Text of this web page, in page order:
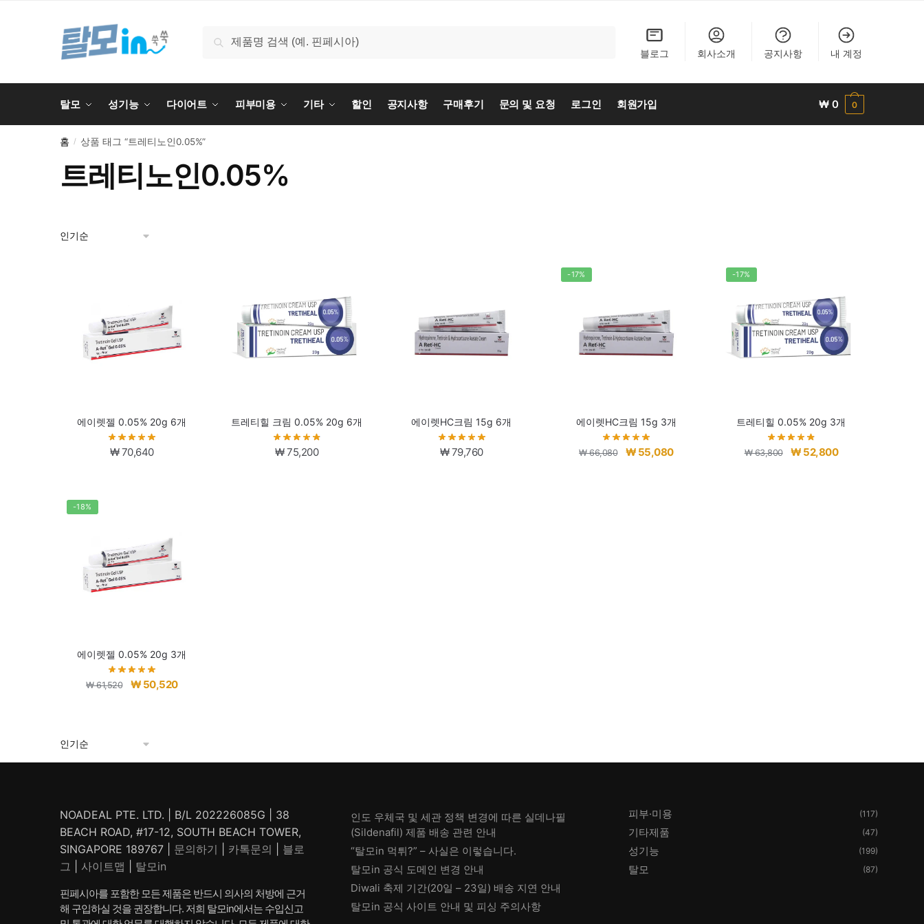
검색
블로그
회사소개 공지사항 내 계정
탈모 성기능 다이어트 피부미용 기타 할인 공지사항 구매후기 문의 및 요청 로그인 회원가입 ₩ 0 0
홈 / 상품 태그 “트레티노인0.05%”
트레티노인0.05%
에이렛젤 0.05% 20g 6개
₩70,640
트레티힐 크림 0.05% 20g 6개
₩75,200
에이렛HC크림 15g 6개
₩79,760
-17%
에이렛HC크림 15g 3개
₩66,080
원
₩ 55,080현
-17%
트레티힐 0.05% 20g 3개
₩63,800
원
₩ 52,800현
-18%
에이렛젤 0.05% 20g 3개
₩61,520
원
₩ 61,520.
₩ 50,520현
NOADEAL PTE. LTD. | B/L 202226085G | 38
BEACH ROAD, #17-12, SOUTH BEACH TOWER,
SINGAPORE 189767 | 문의하기 카톡문의
블로
그
사이트맵 탈모in
핀페시아를 포함한 모든 제품은 반드시 의사의 처방에 근거
해 구입하실 것을 권장합니다. 저희 탈모in에서는 수입신고
인도 우체국 및 세관 정책 변경에 따른 실데나필
(Sildenafil) 제품 배송 관련 안내
“탈모in 먹튀?” – 사실은 이렇습니다.
탈모in 공식 도메인 변경 안내
Diwali 축제 기간(20일 – 23일) 배송 지연 안내
탈모in 공식 사이트 안내 및 피싱 주의사항
피부·미용 (117)
기타제품 (47)
성기능 (199)
탈모 (87)